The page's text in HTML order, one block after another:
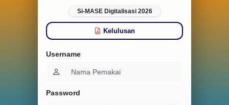
Si-MASE Digitalisasi 2026
Kelulusan
Username
Password